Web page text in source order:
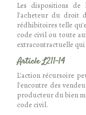
Les dispositions de
l'acheteur du droit
rédhibitoires telle
code civil ou toute
extracontractuelle
Article L211-14
L'action récursoire
l'encontre des
producteur du bien
code civil.